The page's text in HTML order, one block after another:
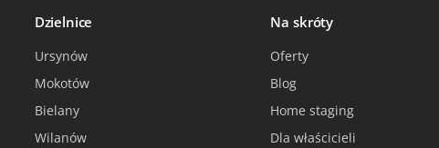
Dzielnice
Ursynów
Mokotów
Bielany
Wilanów
Na skróty
Oferty
Blog
Home staging
Dla właścicieli